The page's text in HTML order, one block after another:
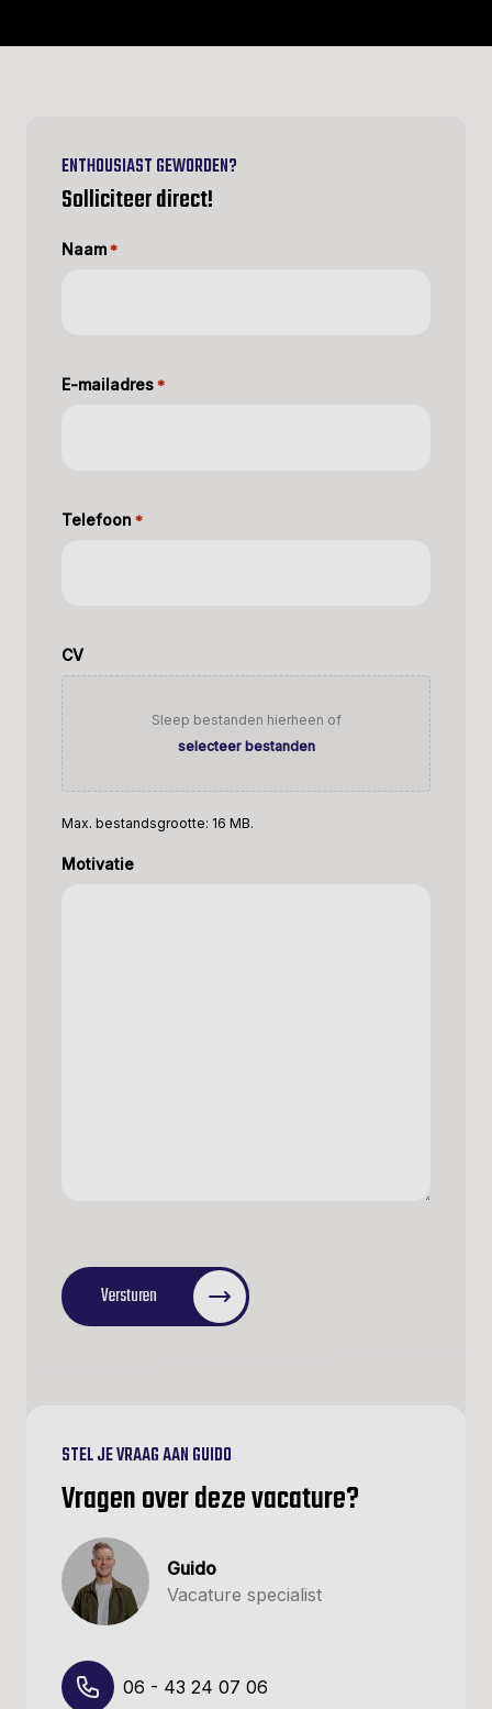
ENTHOUSIAST GEWORDEN?
Solliciteer direct!
Naam *
E-mailadres *
Telefoon *
CV
Sleep bestanden hierheen of
selecteer bestanden
Max. bestandsgrootte: 16 MB.
Motivatie
Versturen
STEL JE VRAAG AAN GUIDO
Vragen over deze vacature?
Guido
Vacature specialist
06 - 43 24 07 06